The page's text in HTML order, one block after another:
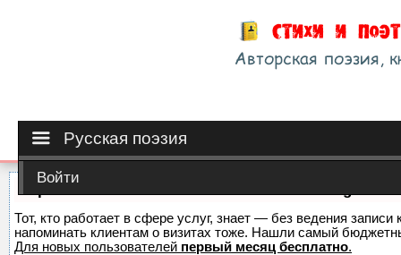
Русская поэзия
Войти
Тот, кто работает в сфере услуг, знает — без ведения
напоминать клиентам о визитах тоже. Нашли самый
Для новых пользователей первый месяц бесплатно.